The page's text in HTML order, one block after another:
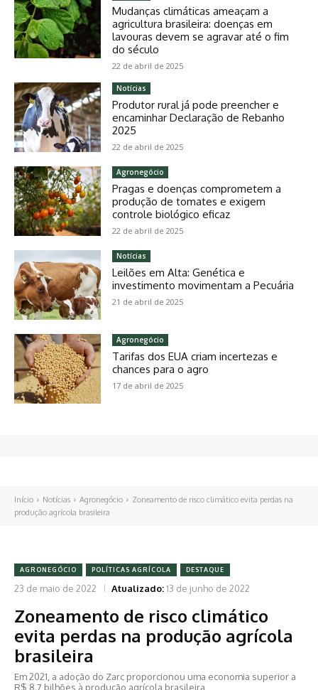
Mudanças climáticas ameaçam a
agricultura brasileira: doenças em
lavouras devem se agravar até o fim
do século
22 de abril de 2025
Notícias
Produtor rural já pode preencher e
encaminhar Declaração de Rebanho
2025
22 de abril de 2025
Agronegócio
Pragas e doenças comprometem a
produção de tomates e exigem
controle biológico eficaz
22 de abril de 2025
Notícias
Leilões em Alta: Genética e
investimento movimentam a Pecuária
21 de abril de 2025
Agronegócio
Tarifas dos EUA criam incertezas e
chances para o agro
17 de abril de 2025